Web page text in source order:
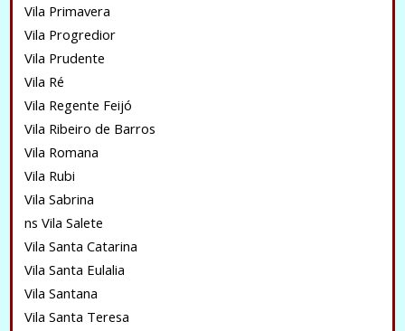
Vila Primavera
Vila Progredior
Vila Prudente
Vila Ré
Vila Regente Feijó
Vila Ribeiro de Barros
Vila Romana
Vila Rubi
Vila Sabrina
ns Vila Salete
Vila Santa Catarina
Vila Santa Eulalia
Vila Santana
Vila Santa Teresa